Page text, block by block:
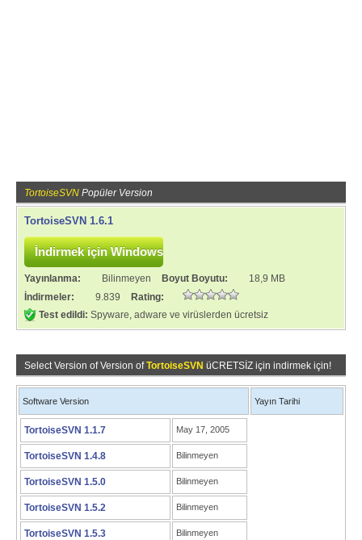
TortoiseSVN Popüler Version
TortoiseSVN 1.6.1
Yayınlanma: Bilinmeyen Boyut Boyutu:
18,9 MB
İndirmeler:
9.839
Rating:
Test edildi: Spyware, adware ve virüslerden ücretsiz
Select Version of Version ofTortoiseSVN üCRETSİZ için indirmek için!
Software Version Yayın Tarihi
TortoiseSVN 1.1.7 May 17, 2005
TortoiseSVN 1.4.8 Bilinmeyen
TortoiseSVN 1.5.0 Bilinmeyen
TortoiseSVN 1.5.2 Bilinmeyen
TortoiseSVN 1.5.3 Bilinmeyen